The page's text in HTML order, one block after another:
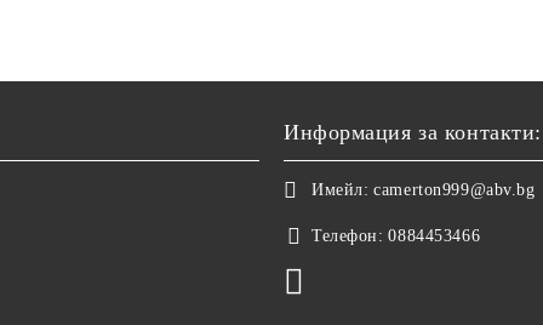
Информация за контакти:
Имейл: camerton999@abv.bg
Телефон: 0884453466